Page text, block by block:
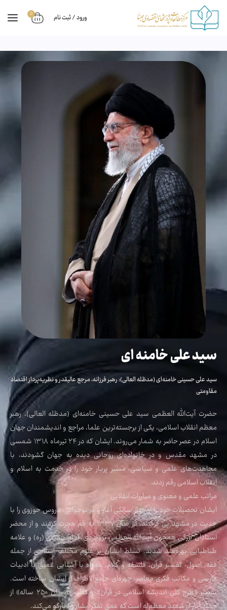
ورود / ثبت نام 0
سید علی خامنه ای
سید علی حسینی خامنه‌ای (مدظله العالی): رهبر فرزانه، مرجع عالیقدر و نظریه‌پرداز اقتصاد
مقاومتی
حضرت آیت‌الله العظمی سید علی حسینی خامنه‌ای (مدظله العالی)، رهبر
معظم انقلاب اسلامی، یکی از برجسته‌ترین علما، مراجع و اندیشمندان جهان
اسلام در عصر حاضر به شمار می‌روند. ایشان که در ۲۴ تیرماه ۱۳۱۸ شمسی
در مشهد مقدس و در خانواده‌ای روحانی دیده به جهان گشودند، با
مجاهدت‌های علمی و سیاسی، مسیر پربار خود را در خدمت به اسلام و
انقلاب اسلامی رقم زدند.
مراتب علمی و معنوی و مبارزات انقلابی
ایشان تحصیلات خود را از چهار سالگی آغاز و در نوجوانی، دروس حوزوی را با
جدیت در مشهد پی گرفتند. در سال ۱۳۳۷ به قم هجرت کردند و از محضر
استادان بزرگی همچون آیت‌الله العظمی بروجردی، امام خمینی (ره) و علامه
طباطبایی بهره‌مند شدند. تسلط ایشان بر علوم مختلف اسلامی از جمله
فقه، اصول، تفسیر قرآن، فلسفه و کلام، همراه با آشنایی عمیق با ادبیات
فارسی و مکاتب فکری معاصر، چهره‌ای جامع‌الاطراف از ایشان ساخته است.
تفسیر «طرح کلی اندیشه اسلامی در قرآن» و کتاب «انسان ۲۵۰ ساله» از
جمله آثار ارزشمند معظم‌له است که عمق تفکر ایشان را بازگو می‌کند.